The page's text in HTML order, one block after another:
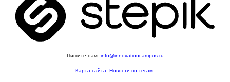
Пишите нам: info@innovationcampus.ru
Карта сайта. Новости по тегам.